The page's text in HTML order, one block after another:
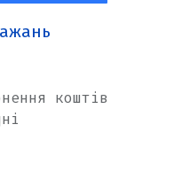
коштів